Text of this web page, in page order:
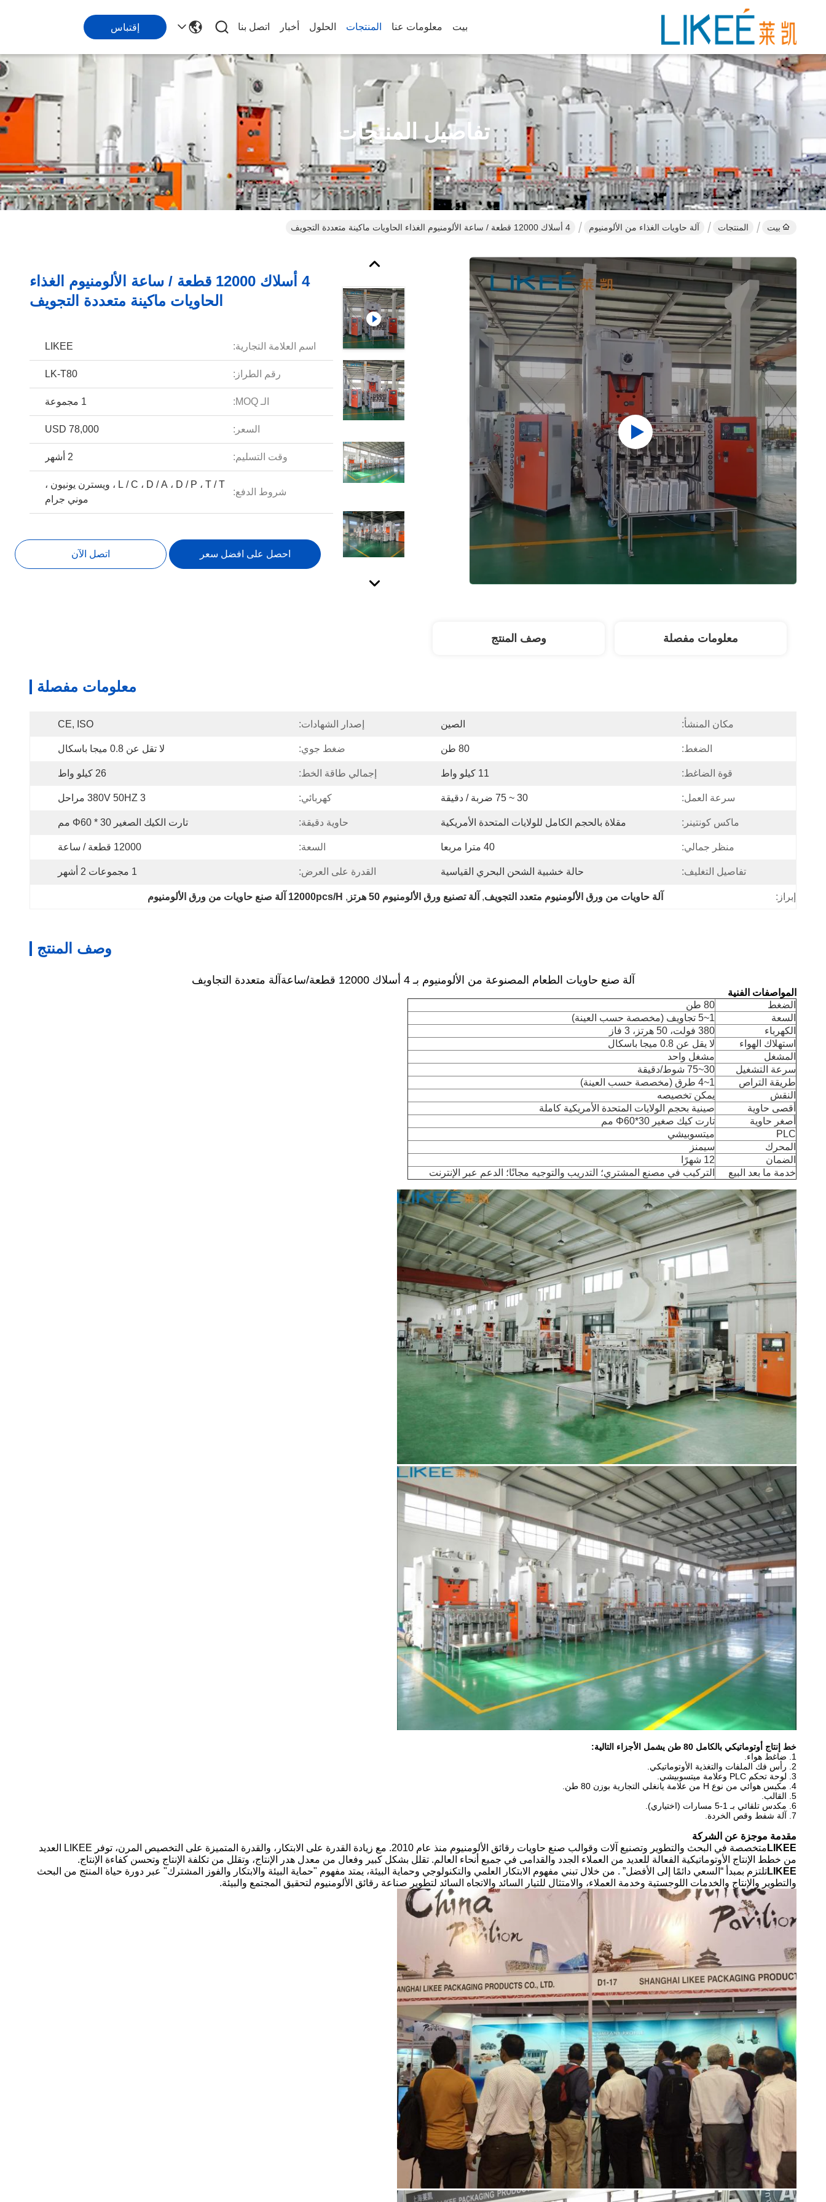
بيت معلومات عنا المنتجات الحلول أخبار اتصل بنا إقتباس
تفاصيل المنتجات
بيت المنتجات آلة حاويات الغذاء من الألومنيوم 4 أسلاك 12000 قطعة / ساعة الألومنيوم الغذاء الحاويات ماكينة متعددة التجويف
4 أسلاك 12000 قطعة / ساعة الألومنيوم الغذاء
الحاويات ماكينة متعددة التجويف
اسم العلامة التجارية: LIKEE
رقم الطراز: LK-T80
الـ MOQ: 1 مجموعة
السعر: USD 78,000
وقت التسليم: 2 أشهر
شروط الدفع:
L / C ، D / A ، D / P ، T / T ، ويسترن يونيون ،
موني جرام
احصل على افضل سعر اتصل الآن
معلومات مفصلة وصف المنتج
معلومات مفصلة
مكان المنشأ: الصين إصدار الشهادات: CE, ISO
الضغط: 80 طن ضغط جوي: لا تقل عن 0.8 ميجا باسكال
قوة الضاغط: 11 كيلو واط إجمالي طاقة الخط: 26 كيلو واط
سرعة العمل: 30 ~ 75 ضربة / دقيقة كهربائي: 380V 50HZ 3 مراحل
ماكس كونتينر: مقلاة بالحجم الكامل للولايات المتحدة الأمريكية حاوية دقيقة: تارت الكيك الصغير Φ60 * 30 مم
منظر جمالي: 40 مترا مربعا السعة: 12000 قطعة / ساعة
تفاصيل التغليف: حالة خشبية الشحن البحري القياسية القدرة على العرض: 1 مجموعات 2 أشهر
إبراز: آلة حاويات من ورق الألومنيوم متعدد التجويف, آلة تصنيع ورق الألومنيوم 50 هرتز , 12000pcs/H آلة صنع حاويات من ورق الألومنيوم
وصف المنتج
آلة صنع حاويات الطعام المصنوعة من الألومنيوم بـ 4 أسلاك 12000 قطعة/ساعة آلة متعددة التجاويف
المواصفات الفنية
الضغط
80 طن
السعة
1~5 تجاويف (مخصصة حسب العينة)
الكهرباء
380 فولت، 50 هرتز، 3 فاز
استهلاك الهواء
لا يقل عن 0.8 ميجا باسكال
المشغل
مشغل واحد
سرعة التشغيل
30~75 شوط/دقيقة
طريقة التراص
1~4 طرق (مخصصة حسب العينة)
النقش
يمكن تخصيصه
أقصى حاوية
صينية بحجم الولايات المتحدة الأمريكية كاملة
أصغر حاوية
تارت كيك صغير Φ60*30 مم
PLC
ميتسوبيشي
المحرك
سيمنز
الضمان
12 شهرًا
خدمة ما بعد البيع
التركيب في مصنع المشتري؛ التدريب والتوجيه مجانًا؛ الدعم عبر الإنترنت
خط إنتاج أوتوماتيكي بالكامل 80 طن يشمل الأجزاء التالية:
1. ضاغط هواء.
2. رأس فك الملفات والتغذية الأوتوماتيكي.
3. لوحة تحكم PLC وعلامة ميتسوبيشي.
4. مكبس هوائي من نوع H من علامة يانغلي التجارية بوزن 80 طن.
5. القالب.
6. مكدس تلقائي بـ 1-5 مسارات (اختياري).
7. آلة شفط وقص الخردة.
مقدمة موجزة عن الشركة
LIKEE
متخصصة في البحث والتطوير وتصنيع آلات وقوالب صنع حاويات رقائق الألومنيوم منذ عام 2010. مع زيادة القدرة على الابتكار، والقدرة المتميزة على التخصيص المرن، توفر LIKEE العديد
من خطط الإنتاج الأوتوماتيكية الفعالة للعديد من العملاء الجدد والقدامى في جميع أنحاء العالم. تقلل بشكل كبير وفعال من معدل هدر الإنتاج، وتقلل من تكلفة الإنتاج وتحسن كفاءة الإنتاج.
LIKEEتلتزم بمبدأ “السعي دائمًا إلى الأفضل” . من خلال تبني مفهوم الابتكار العلمي والتكنولوجي وحماية البيئة، يمتد مفهوم "حماية البيئة والابتكار والفوز المشترك" عبر دورة حياة المنتج من البحث
والتطوير والإنتاج والخدمات اللوجستية وخدمة العملاء، والامتثال للتيار السائد والاتجاه السائد لتطوير صناعة رقائق الألومنيوم لتحقيق المجتمع والبيئة.